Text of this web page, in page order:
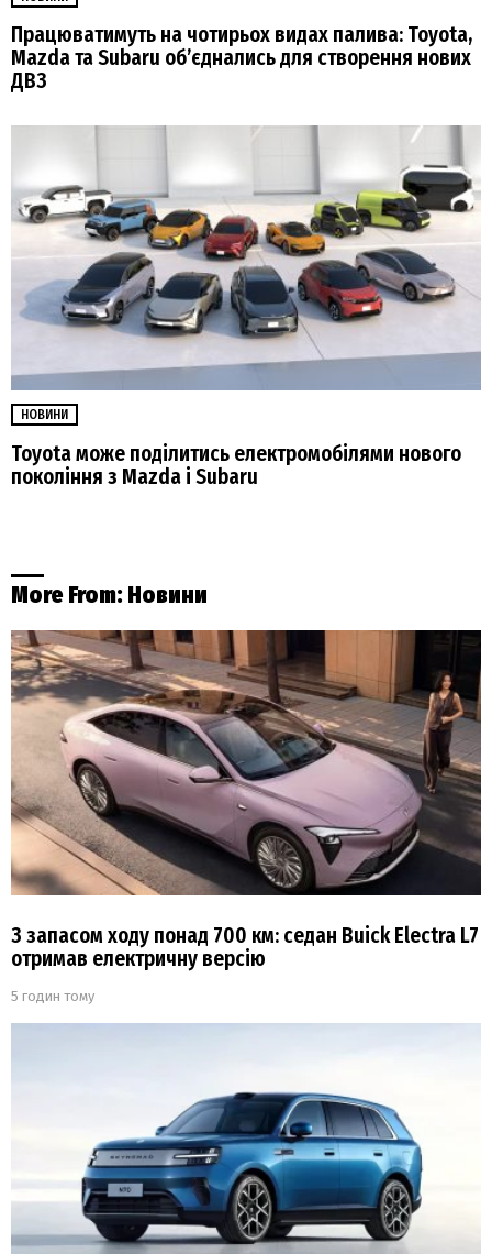
Працюватимуть на чотирьох видах палива: Toyota,
Mazda та Subaru об’єднались для створення нових
ДВЗ
НОВИНИ
Toyota може поділитись електромобілями нового
покоління з Mazda і Subaru
More From: Новини
З запасом ходу понад 700 км: седан Buick Electra L7
отримав електричну версію
5 годин тому